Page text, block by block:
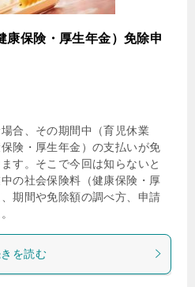
康保険・厚生年金）免除申
合、その期間中（育児休業
険・厚生年金）の支払いが免
す。そこで今回は知らないと
の社会保険料（健康保険・厚
期間や免除額の調べ方、申請
を読む